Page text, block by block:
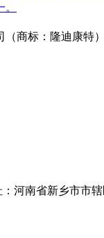
商标：隆迪康特）
：河南省新乡市市